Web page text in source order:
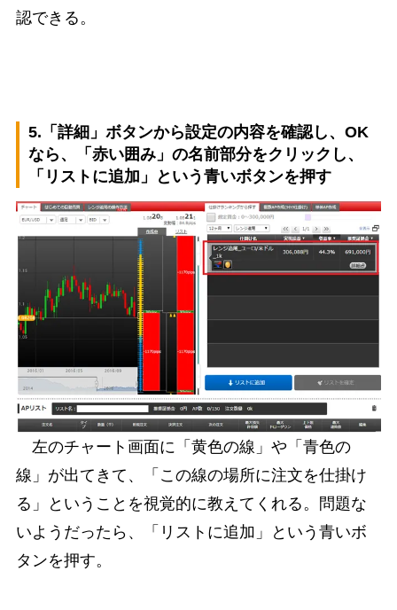
認できる。
5.「詳細」ボタンから設定の内容を確認し、OK
なら、「赤い囲み」の名前部分をクリックし、
「リストに追加」という青いボタンを押す
左のチャート画面に「黄色の線」や「青色の
線」が出てきて、「この線の場所に注文を仕掛け
る」ということを視覚的に教えてくれる。問題な
いようだったら、「リストに追加」という青いボ
タンを押す。